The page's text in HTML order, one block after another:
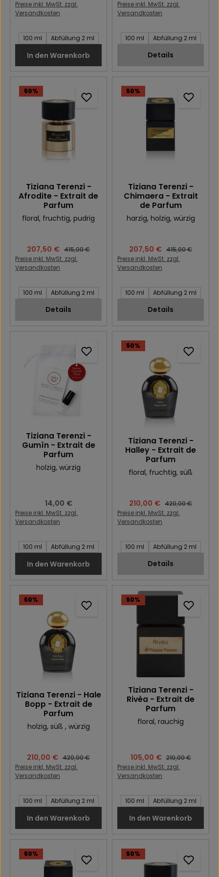
Preise inkl. MwSt. zzgl.
Versandkosten
Inhalt des Artikel:
100 ml Abfüllung 2 ml
In den Warenkorb
Preise inkl. MwSt. zzgl.
Versandkosten
Inhalt des Artikel:
100 ml Abfüllung 2 ml
Details
50%
Tiziana Terenzi -
Afrodite - Extrait de
Parfum
floral, fruchtig, pudrig
Verkaufspreis:
207,50 € Regulärer Preis:
415,00 €
Preise inkl. MwSt. zzgl.
Versandkosten
Inhalt des Artikel:
100 ml Abfüllung 2 ml
Details
50%
Tiziana Terenzi -
Chimaera - Extrait
de Parfum
harzig, holzig, würzig
Verkaufspreis:
207,50 € Regulärer Preis:
415,00 €
Preise inkl. MwSt. zzgl.
Versandkosten
Inhalt des Artikel:
100 ml Abfüllung 2 ml
Details
Tiziana Terenzi -
Gumìn - Extrait de
Parfum
holzig, würzig
Regulärer Preis:
14,00 €
Preise inkl. MwSt. zzgl.
Versandkosten
Inhalt des Artikel:
100 ml Abfüllung 2 ml
In den Warenkorb
50%
Tiziana Terenzi -
Halley - Extrait de
Parfum
floral, fruchtig, süß
Verkaufspreis:
210,00 € Regulärer Preis:
420,00 €
Preise inkl. MwSt. zzgl.
Versandkosten
Inhalt des Artikel:
100 ml Abfüllung 2 ml
Details
50%
Tiziana Terenzi - Hale
Bopp - Extrait de
Parfum
holzig, süß , würzig
Verkaufspreis:
210,00 € Regulärer Preis:
420,00 €
Preise inkl. MwSt. zzgl.
Versandkosten
Inhalt des Artikel:
100 ml Abfüllung 2 ml
In den Warenkorb
50%
Tiziana Terenzi -
Rivèa - Extrait de
Parfum
floral, rauchig
Verkaufspreis:
105,00 € Regulärer Preis:
210,00 €
Preise inkl. MwSt. zzgl.
Versandkosten
Inhalt des Artikel:
100 ml Abfüllung 2 ml
In den Warenkorb
50% 50%